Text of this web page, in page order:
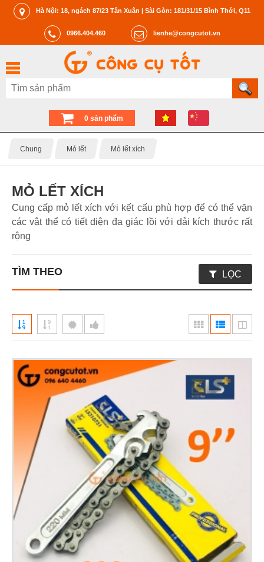
Hà Nội: 18, ngách 87/23 Tân Xuân | Sài Gòn: 181/31/15 Bình Thới, Q11
0966.404.460 lienhe@congcutot.vn
0 sản phẩm
Chung Mỏ lết Mỏ lết xích
MỎ LẾT XÍCH
Cung cấp mỏ lết xích với kết cấu phù hợp để có thể vặn
các vật thể có tiết diện đa giác lồi với dải kích thước rất
rộng
TÌM THEO LỌC